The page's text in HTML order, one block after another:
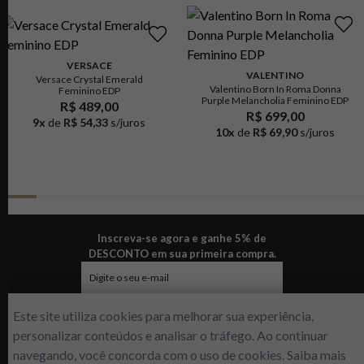
VERSACE
Versace Crystal Emerald
Feminino EDP
R$ 489,00
9x de R$ 54,33 s/juros
VALENTINO
Valentino Born In Roma Donna
Purple Melancholia Feminino EDP
R$ 699,00
10x de R$ 69,90 s/juros
Este site utiliza cookies para melhorar sua experiência,
personalizar conteúdos e analisar o tráfego. Ao continuar
navegando, você concorda com o uso de cookies. Saiba mais
Inscreva-se agora e ganhe 5% de
DESCONTO em sua primeira compra.
ENVIAR